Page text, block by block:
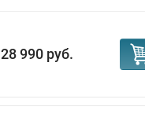
28 990 руб.